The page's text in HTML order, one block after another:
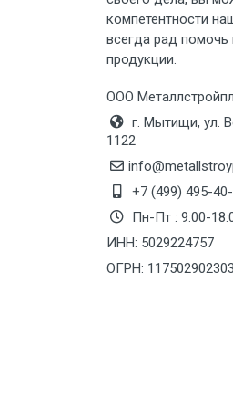
Груз до 6
Груз до
компетентности
всегда рад
продукции.
ООО
г. Мытищи, ул.
1122
+7 (499) 495-
Пн-Пт : 9:00-
ИНН: 5029224757
ОГРН: